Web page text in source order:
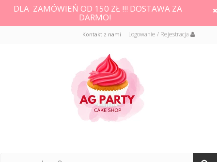
DLA ZAMÓWIEŃ OD 150 ZŁ !!! DOSTAWA ZA
DARMO!
Logowanie / Rejestracja
Kontakt z nami